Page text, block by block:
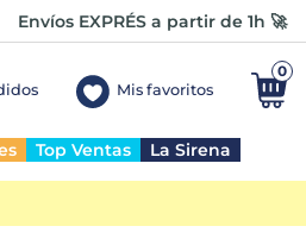
Envíos EXPRÉS a partir de 1h 🚀
Mis favoritos
0
Top Ventas La Sirena